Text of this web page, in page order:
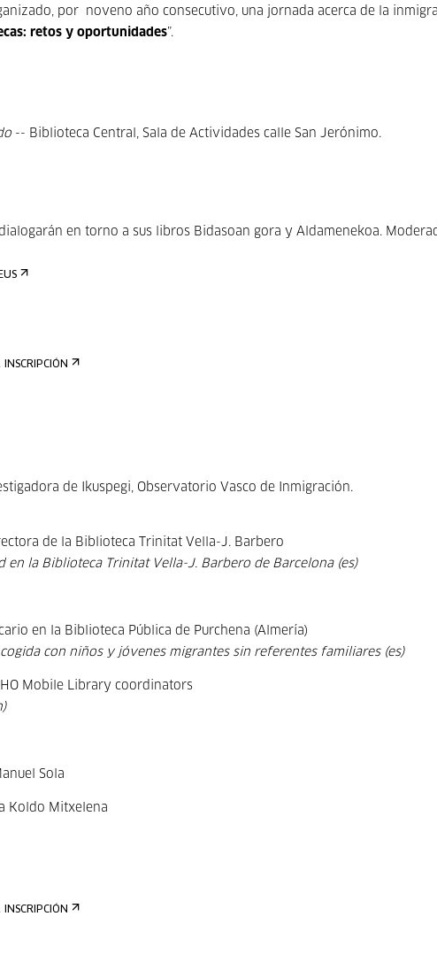
por noveno año consecutivo, una jornada acerca de la
retos y oportunidades”.
-- Biblioteca Central, Sala de Actividades calle San Jerónimo.
en torno a sus libros Bidasoan gora y Aldamenekoa.
INSCRIPCIÓN
de Ikuspegi, Observatorio Vasco de Inmigración.
de la Biblioteca Trinitat Vella-J. Barbero
la Biblioteca Trinitat Vella-J. Barbero de Barcelona (es)
en la Biblioteca Pública de Purchena (Almería)
con niños y jóvenes migrantes sin referentes familiares (es)
Mobile Library coordinators
Sola
Koldo Mitxelena
INSCRIPCIÓN